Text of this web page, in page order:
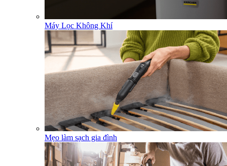
Máy Lọc Không Khí
Mẹo làm sạch gia đình